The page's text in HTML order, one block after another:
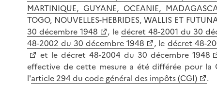
MARTINIQUE, GUYANE, OCEANIE,
TOGO, NOUVELLES-HEBRIDES, WALLIS ET
30 décembre 1948
, le décret 48-2001 du 30
48-2002 du 30 décembre 1948
, le décret 48-
et le décret 48-2004 du 30 décembre 1948
effective de cette mesure a été différée pour la
l'article 294 du code général des impôts (CGI) .